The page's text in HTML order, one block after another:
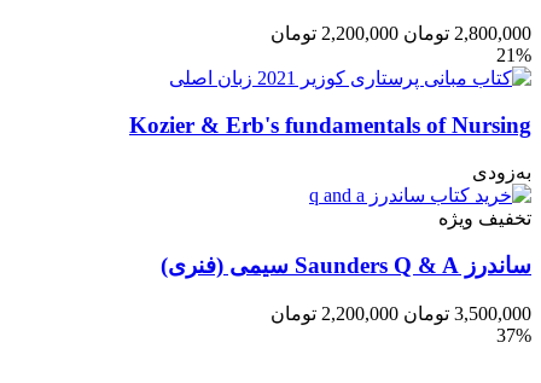
2,800,000 تومان 2,200,000 تومان
21%
Kozier & Erb's fundamentals of Nursing
به‌زودی
تخفیف ویژه
ساندرز Saunders Q & A سیمی (فنری)
3,500,000 تومان 2,200,000 تومان
37%